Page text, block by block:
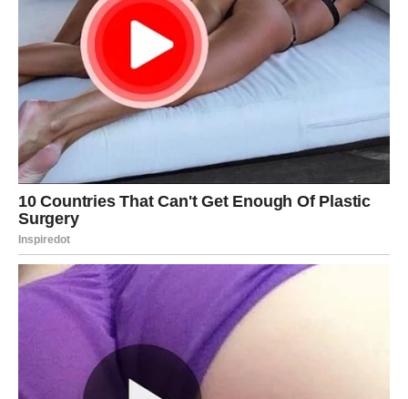
VODOLIJA – Iznenadni preokret
Vikend nosi neočekivanu poruku ili susret. Subota je dan
iznenađenja, dok nedelja donosi razjašnjenje.
Poruka sudbine: Autentičnost vam otvara vrata koja su
drugima zatvorena.
RIBE – Intuicija i romantična
magija
Subota donosi duboku emotivnu povezanost. Moguće je
priznanje ljubavi ili sudbinski susret.